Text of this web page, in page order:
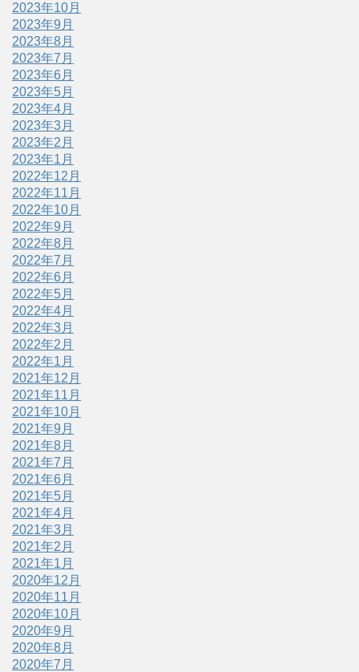
2023年10月
2023年9月
2023年8月
2023年7月
2023年6月
2023年5月
2023年4月
2023年3月
2023年2月
2023年1月
2022年12月
2022年11月
2022年10月
2022年9月
2022年8月
2022年7月
2022年6月
2022年5月
2022年4月
2022年3月
2022年2月
2022年1月
2021年12月
2021年11月
2021年10月
2021年9月
2021年8月
2021年7月
2021年6月
2021年5月
2021年4月
2021年3月
2021年2月
2021年1月
2020年12月
2020年11月
2020年10月
2020年9月
2020年8月
2020年7月